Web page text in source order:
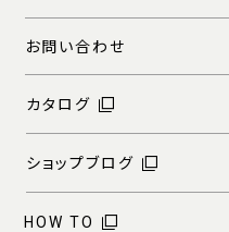
お問い合わせ
カタログ
ショップブログ
HOW TO